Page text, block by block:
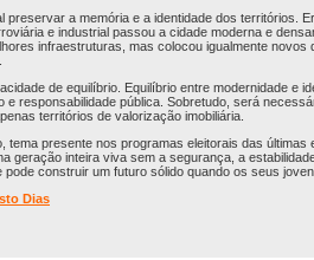
preservar a memória e a identidade dos territórios.
e industrial passou a cidade moderna e
infraestruturas, mas colocou igualmente
de equilíbrio. Equilíbrio entre modernidade e
e responsabilidade pública. Sobretudo, será
territórios de valorização imobiliária.
tema presente nos programas eleitorais das
geração inteira viva sem a segurança, a
pode construir um futuro sólido quando os seus
Dias